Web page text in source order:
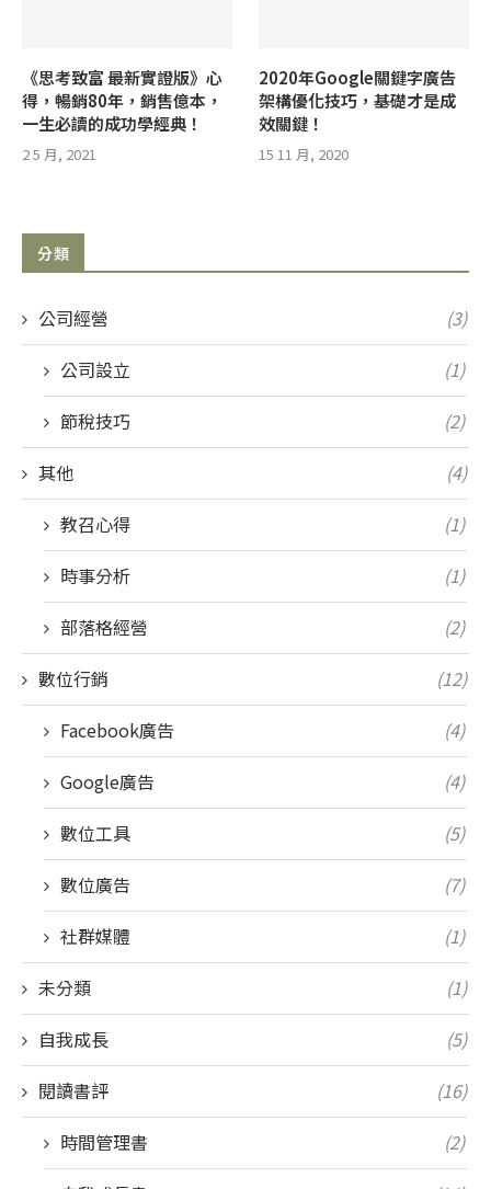
《思考致富 最新實證版》心
得，暢銷80年，銷售億本，
一生必讀的成功學經典！
2 5 月, 2021
2020年Google關鍵字廣告
架構優化技巧，基礎才是成
效關鍵！
15 11 月, 2020
分類
公司經營
(3)
公司設立
(1)
節稅技巧
(2)
其他
(4)
教召心得
(1)
時事分析
(1)
部落格經營
(2)
數位行銷
(12)
Facebook廣告
(4)
Google廣告
(4)
數位工具
(5)
數位廣告
(7)
社群媒體
(1)
未分類
(1)
自我成長
(5)
閱讀書評
(16)
時間管理書
(2)